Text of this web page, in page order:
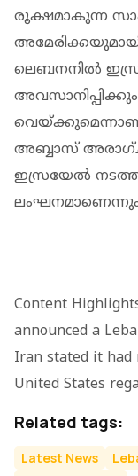
രൂക്ഷമാകുന്ന
അമേരിക്കയുമായി
ലെബനനിൽ
വെയ്ക്കുമെന്നാണ്
അബ്ബാസ്
ഇസ്രയേൽ
ലംഘനമാണെന്നും
Content
announced a
Iran stated it had
United States
Related tags:
Latest News